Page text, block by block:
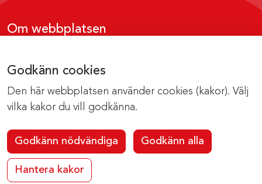
Godkänn cookies
Den här webbplatsen använder cookies (kakor). Välj
vilka kakor du vill godkänna.
Godkänn nödvändiga Godkänn alla
Hantera kakor
Om webbplatsen
Om cookies
Kontakta webbredaktionen